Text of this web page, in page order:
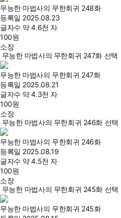
무능한 마법사의 무한회귀 248화
등록일 2025.08.23
글자수 약 4.6천 자
100원
소장
무능한 마법사의 무한회귀 247화 선택
무능한 마법사의 무한회귀 247화
등록일 2025.08.21
글자수 약 4.3천 자
100원
소장
무능한 마법사의 무한회귀 246화 선택
무능한 마법사의 무한회귀 246화
등록일 2025.08.19
글자수 약 4.5천 자
100원
소장
무능한 마법사의 무한회귀 245화 선택
무능한 마법사의 무한회귀 245화